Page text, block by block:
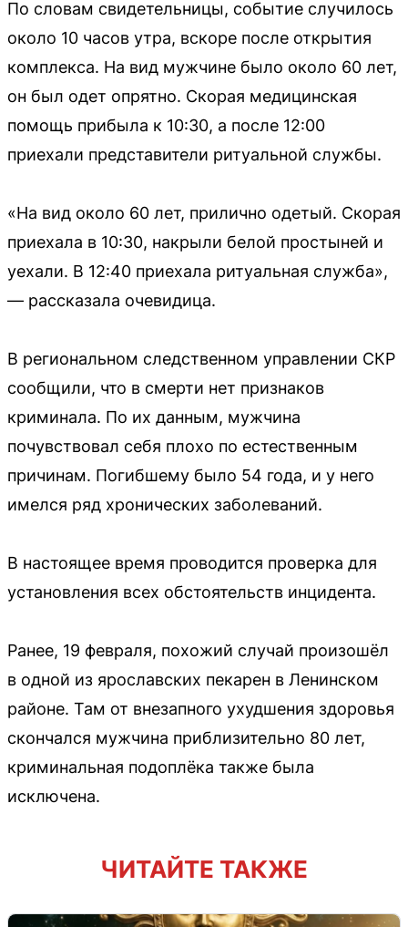
По словам свидетельницы, событие случилось
около 10 часов утра, вскоре после открытия
комплекса. На вид мужчине было около 60 лет,
он был одет опрятно. Скорая медицинская
помощь прибыла к 10:30, а после 12:00
приехали представители ритуальной службы.
«На вид около 60 лет, прилично одетый. Скорая
приехала в 10:30, накрыли белой простыней и
уехали. В 12:40 приехала ритуальная служба»,
— рассказала очевидица.
В региональном следственном управлении СКР
сообщили, что в смерти нет признаков
криминала. По их данным, мужчина
почувствовал себя плохо по естественным
причинам. Погибшему было 54 года, и у него
имелся ряд хронических заболеваний.
В настоящее время проводится проверка для
установления всех обстоятельств инцидента.
Ранее, 19 февраля, похожий случай произошёл
в одной из ярославских пекарен в Ленинском
районе. Там от внезапного ухудшения здоровья
скончался мужчина приблизительно 80 лет,
криминальная подоплёка также была
исключена.
ЧИТАЙТЕ ТАКЖЕ